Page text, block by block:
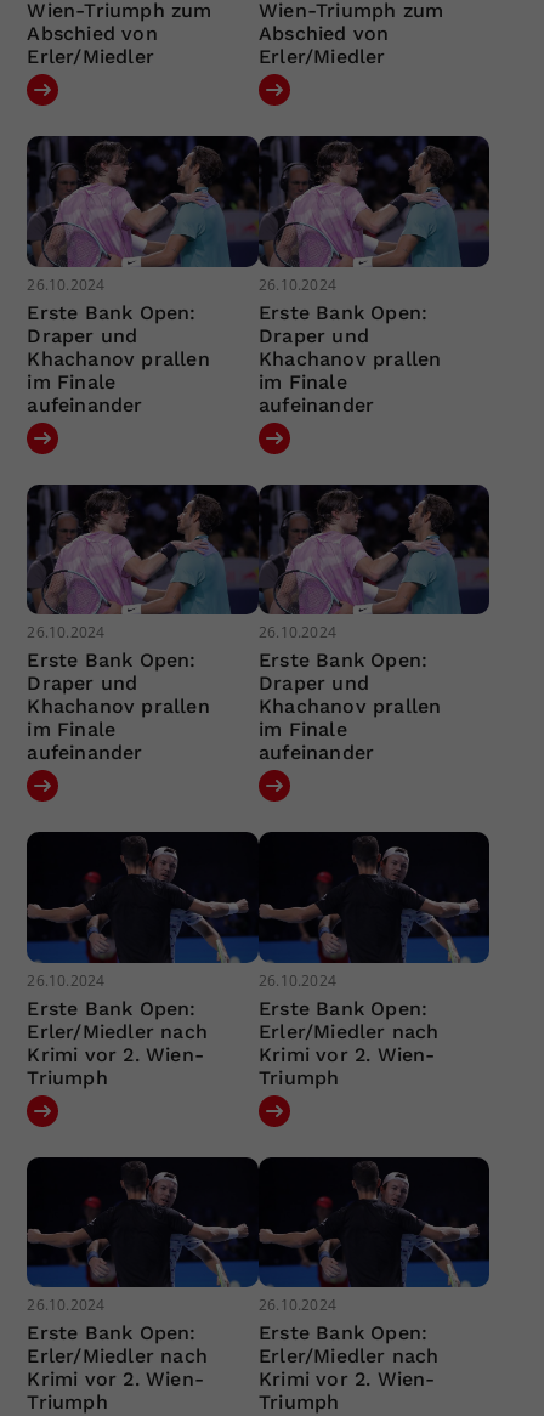
Wien-Triumph zum
Abschied von
Erler/Miedler
Wien-Triumph zum
Abschied von
Erler/Miedler
26.10.2024
Erste Bank Open:
Draper und
Khachanov prallen
im Finale
aufeinander
26.10.2024
Erste Bank Open:
Draper und
Khachanov prallen
im Finale
aufeinander
26.10.2024
Erste Bank Open:
Draper und
Khachanov prallen
im Finale
aufeinander
26.10.2024
Erste Bank Open:
Draper und
Khachanov prallen
im Finale
aufeinander
26.10.2024
Erste Bank Open:
Erler/Miedler nach
Krimi vor 2. Wien-
Triumph
26.10.2024
Erste Bank Open:
Erler/Miedler nach
Krimi vor 2. Wien-
Triumph
26.10.2024
Erste Bank Open:
Erler/Miedler nach
Krimi vor 2. Wien-
Triumph
26.10.2024
Erste Bank Open:
Erler/Miedler nach
Krimi vor 2. Wien-
Triumph